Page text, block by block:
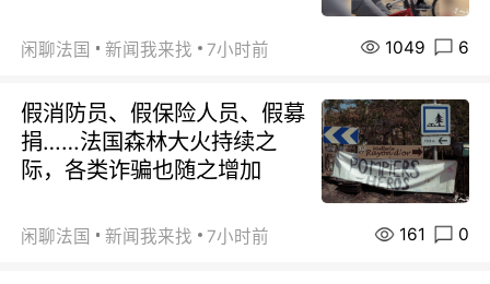
闲聊法国 新闻我来找 7小时前 1049 6
假消防员、假保险人员、假募
捐……法国森林大火持续之
际，各类诈骗也随之增加
闲聊法国 新闻我来找 7小时前 161 0